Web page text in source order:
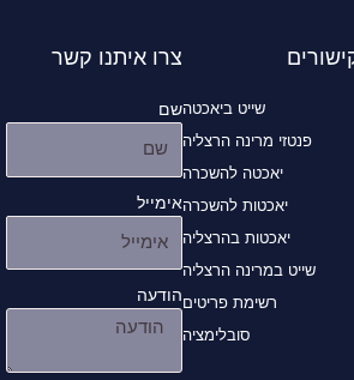
שייט ביאכטה
פנטזי מרינה הרצליה
יאכטה להשכרה
יאכטות להשכרה
יאכטות בהרצליה
שייט במרינה הרצליה
רשימת פריטים
סובלימציה
צרו איתנו קשר
שם
אימייל
הודעה